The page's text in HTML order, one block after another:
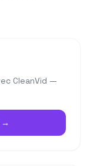
CleanVid —
→